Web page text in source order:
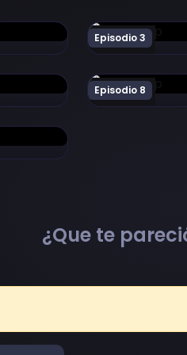
Bear Episodio 2
Episodio 3
Ver Kuma
Bear Episodio 7
Episodio 8
Ver Kuma
Bear Episodio 12
¿Que te